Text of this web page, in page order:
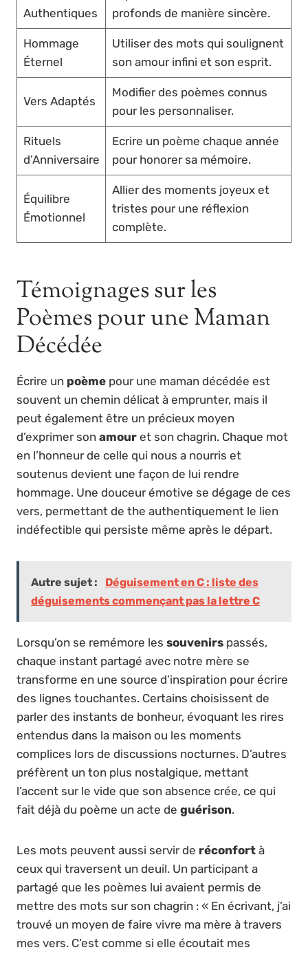
Authentiques
profonds de manière sincère.
Hommage
Éternel
Utiliser des mots qui soulignent
son amour infini et son esprit.
Vers Adaptés
Modifier des poèmes connus
pour les personnaliser.
Rituels
d’Anniversaire
Ecrire un poème chaque année
pour honorer sa mémoire.
Équilibre
Émotionnel
Allier des moments joyeux et
tristes pour une réflexion
complète.
Témoignages sur les
Poèmes pour une Maman
Décédée
Écrire un poème pour une maman décédée est
souvent un chemin délicat à emprunter, mais il
peut également être un précieux moyen
d’exprimer son amour et son chagrin. Chaque mot
en l’honneur de celle qui nous a nourris et
soutenus devient une façon de lui rendre
hommage. Une douceur émotive se dégage de ces
vers, permettant de the authentiquement le lien
indéfectible qui persiste même après le départ.
Autre sujet :
Déguisement en C : liste des
déguisements commençant pas la lettre C
Lorsqu’on se remémore les souvenirs passés,
chaque instant partagé avec notre mère se
transforme en une source d’inspiration pour écrire
des lignes touchantes. Certains choisissent de
parler des instants de bonheur, évoquant les rires
entendus dans la maison ou les moments
complices lors de discussions nocturnes. D’autres
préfèrent un ton plus nostalgique, mettant
l’accent sur le vide que son absence crée, ce qui
fait déjà du poème un acte de guérison.
Les mots peuvent aussi servir de réconfort à
ceux qui traversent un deuil. Un participant a
partagé que les poèmes lui avaient permis de
mettre des mots sur son chagrin : « En écrivant, j’ai
trouvé un moyen de faire vivre ma mère à travers
mes vers. C’est comme si elle écoutait mes